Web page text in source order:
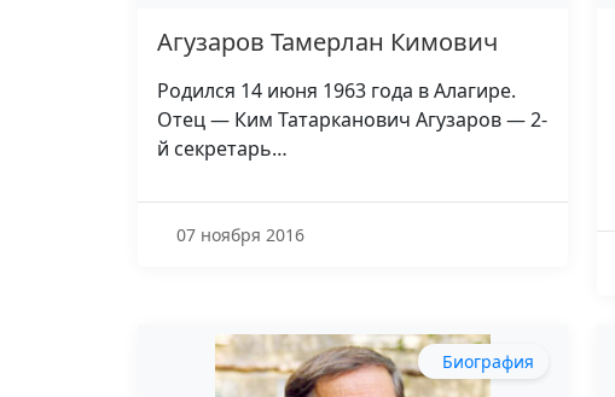
Агузаров Тамерлан Кимович
Родился 14 июня 1963 года в Алагире.
Отец — Ким Татарканович Агузаров — 2-
й секретарь…
07 ноября 2016
Биография